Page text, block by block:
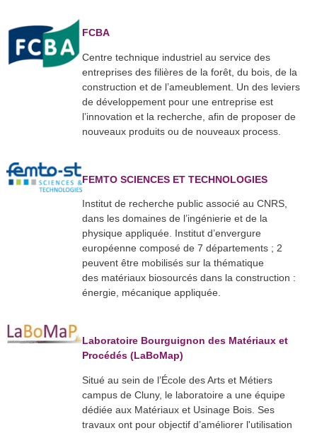
FCBA
Centre technique industriel au service des
entreprises des filières de la forêt, du bois, de la
construction et de l’ameublement. Un des leviers
de développement pour une entreprise est
l’innovation et la recherche, afin de proposer de
nouveaux produits ou de nouveaux process.
FEMTO SCIENCES ET TECHNOLOGIES
Institut de recherche public associé au CNRS,
dans les domaines de l’ingénierie et de la
physique appliquée. Institut d’envergure
européenne composé de 7 départements ; 2
peuvent être mobilisés sur la thématique
des matériaux biosourcés dans la construction :
énergie, mécanique appliquée.​
Laboratoire Bourguignon des Matériaux et
Procédés (LaBoMap)
Situé au sein de l’École des Arts et Métiers
campus de Cluny, le laboratoire a une équipe
dédiée aux Matériaux et Usinage Bois. Ses
travaux ont pour objectif d’améliorer l'utilisation